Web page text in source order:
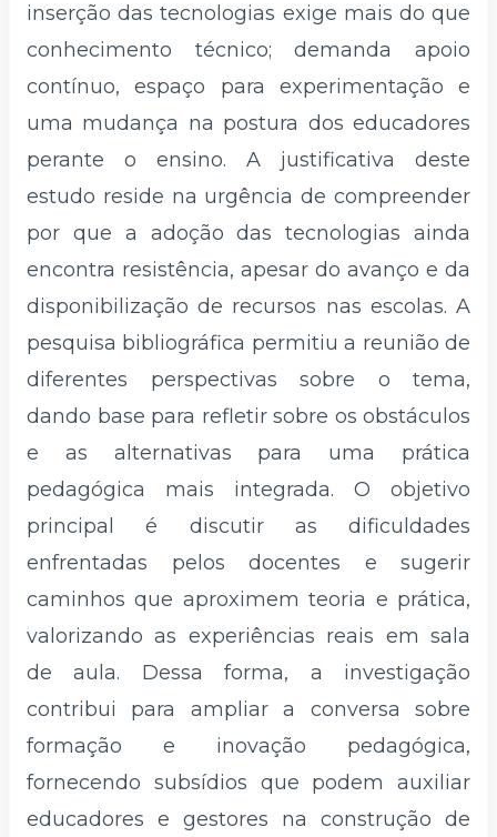
inserção das tecnologias exige mais do que
conhecimento técnico; demanda apoio
contínuo, espaço para experimentação e
uma mudança na postura dos educadores
perante o ensino. A justificativa deste
estudo reside na urgência de compreender
por que a adoção das tecnologias ainda
encontra resistência, apesar do avanço e da
disponibilização de recursos nas escolas. A
pesquisa bibliográfica permitiu a reunião de
diferentes perspectivas sobre o tema,
dando base para refletir sobre os obstáculos
e as alternativas para uma prática
pedagógica mais integrada. O objetivo
principal é discutir as dificuldades
enfrentadas pelos docentes e sugerir
caminhos que aproximem teoria e prática,
valorizando as experiências reais em sala
de aula. Dessa forma, a investigação
contribui para ampliar a conversa sobre
formação e inovação pedagógica,
fornecendo subsídios que podem auxiliar
educadores e gestores na construção de